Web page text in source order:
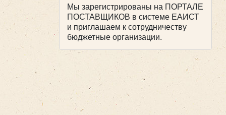
Мы зарегистрированы на ПОРТАЛЕ
ПОСТАВЩИКОВ в системе ЕАИСТ
и приглашаем к сотрудничеству
бюджетные организации.